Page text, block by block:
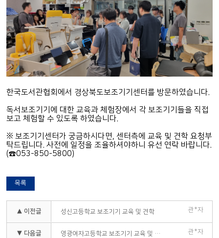
한국도서관협회에서 경상북도보조기기센터를 방문하였습니다.
독서보조기기에 대한 교육과체험장에서 각 보조기기들을 직접
보고 체험할 수 있도록 하였습니다.
※ 보조기기센터가 궁금하시다면, 센터측에 교육 및 견학 요청부
탁드립니다. 사전에 일정을 조율하셔야하니 유선 연락 바랍니다.
(☎053-850-5800)
목록
▲ 이전글 성신고등학교 보조기기 교육 및 견학 관*자
▼ 다음글 영광여자고등학교 보조기기 교육 및 견학 관*자